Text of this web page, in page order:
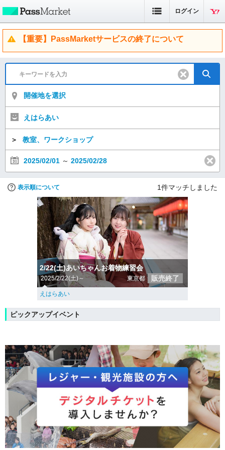
ログイン
【重要】PassMarketサービスの終了について
開催地を選択
えはらあい
＞ 教室、ワークショップ
2025/02/01 ～ 2025/02/28
表示順について 1件マッチしました
2/22(土)あいちゃんお着物練習会
2025/2/22(土)～ 東京都 販売終了
えはらあい
ピックアップイベント